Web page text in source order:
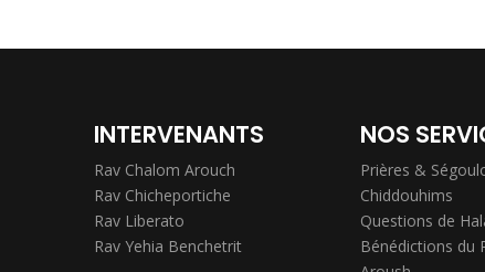
INTERVENANTS
Rav Chalom Arouch
Rav Chicheportiche
Rav Liberato
Rav Yehia Benchetrit
NOS
Prières &
Chiddouhims
Questions de
Bénédictions du